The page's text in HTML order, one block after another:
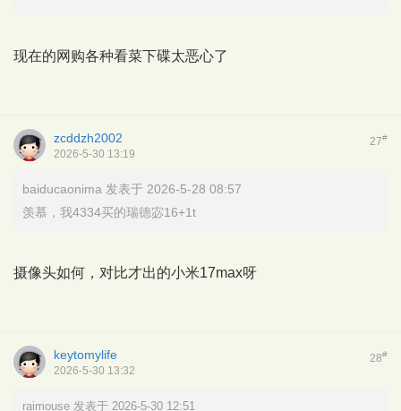
现在的网购各种看菜下碟太恶心了
27#
zcddzh2002
2026-5-30 13:19
baiducaonima 发表于 2026-5-28 08:57
羡慕，我4334买的瑞德宓16+1t
摄像头如何，对比才出的小米17max呀
28#
keytomylife
2026-5-30 13:32
raimouse 发表于 2026-5-30 12:51